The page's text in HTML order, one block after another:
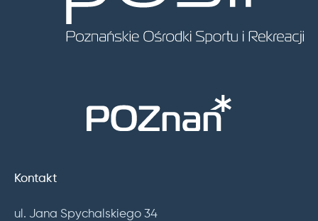
Kontakt
ul. Jana Spychalskiego 34